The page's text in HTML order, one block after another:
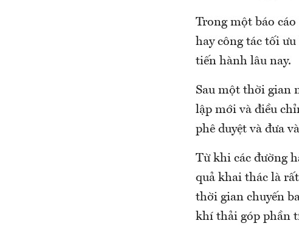
Trong một báo
hay công tác tối
tiến hành lâu nay.
Sau một thời gian
lập mới và điều
phê duyệt và đưa
Từ khi các đường
quả khai thác là
thời gian chuyến
khí thải góp phần